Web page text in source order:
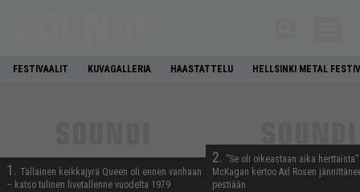
FESTIVAALIT KUVAGALLERIA HAASTATTELU HELLSINKI METAL
1. Tällainen keikkajyrä Queen oli ennen vanhaan
– katso tulinen livetallenne vuodelta 1979
2. ”Se oli oikeastaan aika
McKagan kertoo Axl Rosen
pestiään